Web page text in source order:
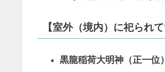
【室外（境内）に祀られて
黒龍稲荷大明神（正一位